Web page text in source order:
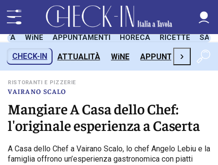
WiNE APPUNTAMENTI HORECA RICETTE
CHECK-IN ATTUALITÀ WiNE APPUNTAMENTI
›
VAIRANO SCALO
RISTORANTI E PIZZERIE
Mangiare A Casa dello Chef:
l'originale esperienza a Caserta
A Casa dello Chef a Vairano Scalo, lo chef Angelo Lebiu e la
famiglia offrono un’esperienza gastronomica con piatti